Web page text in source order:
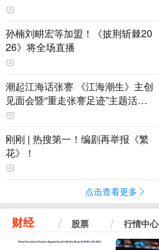
孙楠刘畊宏等加盟！《披荆斩棘20
26》将全场直播
潮起江海话张謇 《江海潮生》主创
见面会暨“重走张謇足迹”主题活动
在南通举办
刚刚 | 热搜第一！编剧再举报《繁
花》！
点击查看更多
财经 股票 行情中心